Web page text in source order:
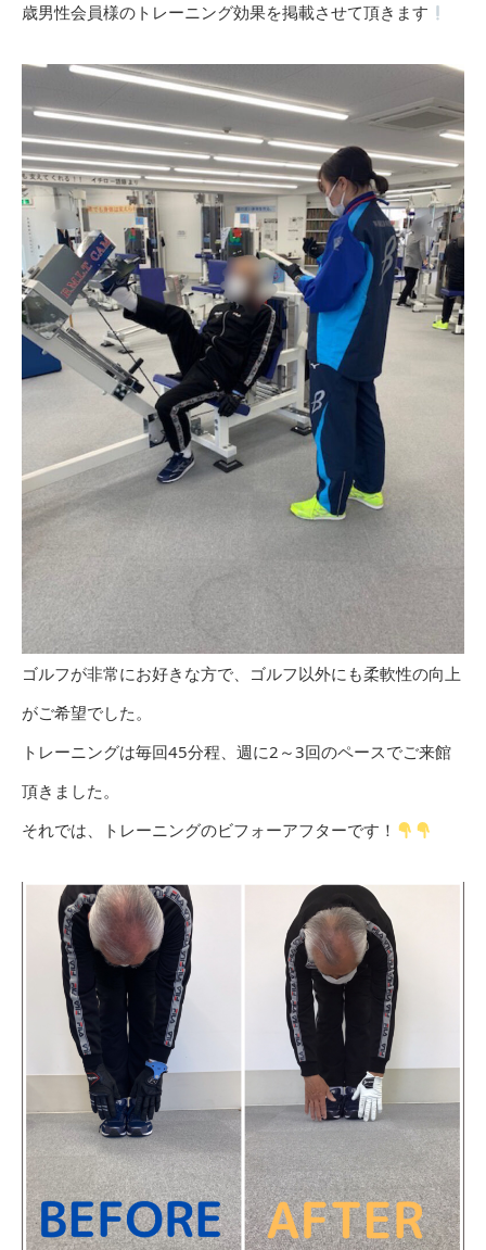
歳男性会員様のトレーニング効果を掲載させて頂きます
ゴルフが非常にお好きな方で、ゴルフ以外にも柔軟性の向上
がご希望でした。
トレーニングは毎回45分程、週に2～3回のペースでご来館
頂きました。
それでは、トレーニングのビフォーアフターです！